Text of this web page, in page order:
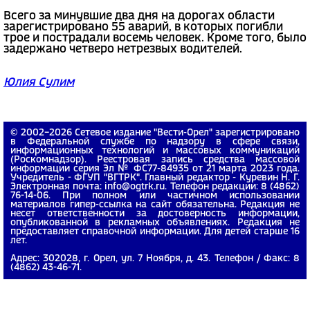
Всего за минувшие два дня на дорогах области
зарегистрировано 55 аварий, в которых погибли
трое и пострадали восемь человек. Кроме того, было
задержано четверо нетрезвых водителей.
Юлия Сулим
© 2002−2026 Сетевое издание "Вести-Орел" зарегистрировано
в Федеральной службе по надзору в сфере связи,
информационных технологий и массовых коммуникаций
(Роскомнадзор). Реестровая запись средства массовой
информации серия Эл № ФС77-84935 от 21 марта 2023 года.
Учредитель - ФГУП "ВГТРК". Главный редактор - Куревин Н. Г.
Электронная почта: info@ogtrk.ru. Телефон редакции: 8 (4862)
76-14-06. При полном или частичном использовании
материалов гипер-ссылка на сайт обязательна. Редакция не
несет ответственности за достоверность информации,
опубликованной в рекламных объявлениях. Редакция не
предоставляет справочной информации. Для детей старше 16
лет.
Адрес: 302028, г. Орел, ул. 7 Ноября, д. 43. Телефон / Факс: 8
(4862) 43-46-71.